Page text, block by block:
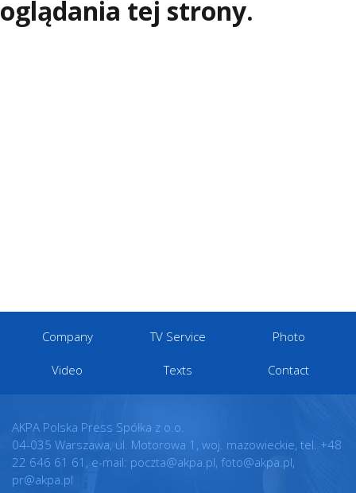
oglądania tej strony.
Company TV Service Photo
Video Texts Contact
AKPA Polska Press Spółka z o.o.
04-035 Warszawa, ul. Motorowa 1, woj. mazowieckie, tel. +48
22 646 61 61, e-mail: poczta@akpa.pl, foto@akpa.pl,
pr@akpa.pl